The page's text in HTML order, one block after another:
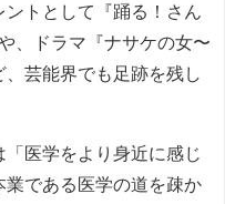
トとして『踊る！さん
、ドラマ『ナサケの女〜
芸能界でも足跡を残し
医学をより身近に感じ
である医学の道を疎か